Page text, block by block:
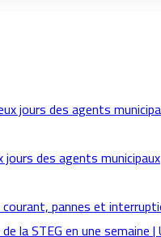
jours des agents municipaux